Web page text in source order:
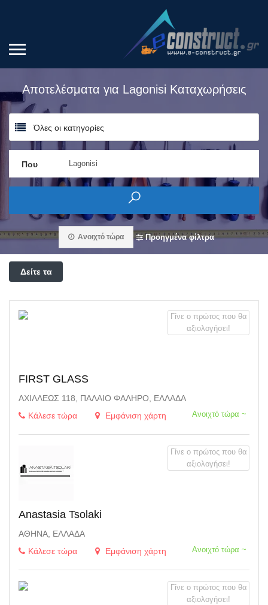
Αποτελέσματα για Lagonisi Καταχωρήσεις
Όλες οι κατηγορίες
Που
Ανοιχτό τώρα Προηγμένα φίλτρα
Δείτε τα
FIRST GLASS
ΑΧΙΛΛΈΩΣ 118, ΠΑΛΑΙΌ ΦΆΛΗΡΟ, ΕΛΛΆΔΑ
Κάλεσε τώρα
Εμφάνιση χάρτη Ανοιχτό τώρα ~
Γίνε ο πρώτος που θα
αξιολογήσει!
Anastasia Tsolaki
ΑΘΉΝΑ, ΕΛΛΆΔΑ
Κάλεσε τώρα
Εμφάνιση χάρτη Ανοιχτό τώρα ~
Γίνε ο πρώτος που θα
αξιολογήσει!
Γίνε ο πρώτος που θα
αξιολογήσει!